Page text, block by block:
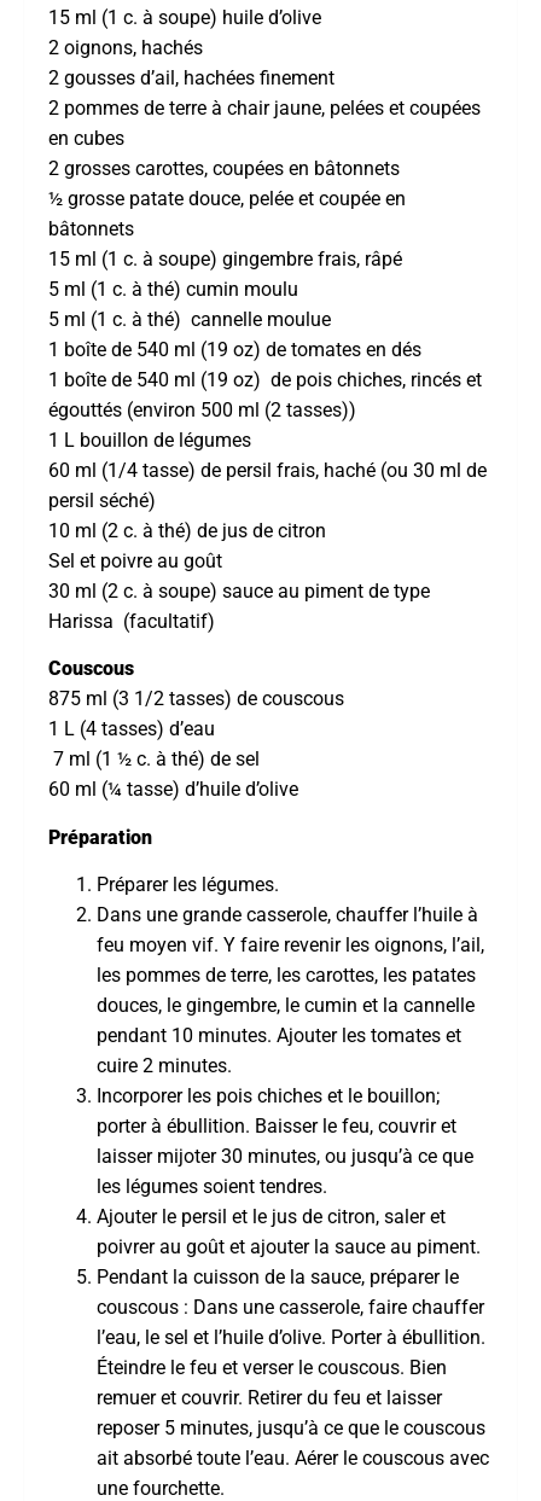
15 ml (1 c. à soupe) huile d’olive
2 oignons, hachés
2 gousses d’ail, hachées finement
2 pommes de terre à chair jaune, pelées et coupées
en cubes
2 grosses carottes, coupées en bâtonnets
½ grosse patate douce, pelée et coupée en
bâtonnets
15 ml (1 c. à soupe) gingembre frais, râpé
5 ml (1 c. à thé) cumin moulu
5 ml (1 c. à thé) cannelle moulue
1 boîte de 540 ml (19 oz) de tomates en dés
1 boîte de 540 ml (19 oz) de pois chiches, rincés et
égouttés (environ 500 ml (2 tasses))
1 L bouillon de légumes
60 ml (1/4 tasse) de persil frais, haché (ou 30 ml de
persil séché)
10 ml (2 c. à thé) de jus de citron
Sel et poivre au goût
30 ml (2 c. à soupe) sauce au piment de type
Harissa (facultatif)
Couscous
875 ml (3 1/2 tasses) de couscous
1 L (4 tasses) d’eau
7 ml (1 ½ c. à thé) de sel
60 ml (¼ tasse) d’huile d’olive
Préparation
Préparer les légumes.
Dans une grande casserole, chauffer l’huile à
feu moyen vif. Y faire revenir les oignons, l’ail,
les pommes de terre, les carottes, les patates
douces, le gingembre, le cumin et la cannelle
pendant 10 minutes. Ajouter les tomates et
cuire 2 minutes.
Incorporer les pois chiches et le bouillon;
porter à ébullition. Baisser le feu, couvrir et
laisser mijoter 30 minutes, ou jusqu’à ce que
les légumes soient tendres.
Ajouter le persil et le jus de citron, saler et
poivrer au goût et ajouter la sauce au piment.
Pendant la cuisson de la sauce, préparer le
couscous : Dans une casserole, faire chauffer
l’eau, le sel et l’huile d’olive. Porter à ébullition.
Éteindre le feu et verser le couscous. Bien
remuer et couvrir. Retirer du feu et laisser
reposer 5 minutes, jusqu’à ce que le couscous
ait absorbé toute l’eau. Aérer le couscous avec
une fourchette.